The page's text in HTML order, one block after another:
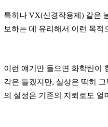
특히나 VX(신경작용제) 같은
보하는 데 유리해서 이런 목
이런 얘기만 들으면 화학탄이
각은 들겠지만, 실상은 딱히
의 설정은 기존의 지뢰로도 얼